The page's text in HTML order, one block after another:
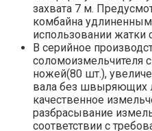
захвата 7 м.
комбайна
использовании жатки
В серийное
соломоизмельчителя
ножей(80 шт.),
вала без швыряющих
качественное
разбрасывание
соответствии с